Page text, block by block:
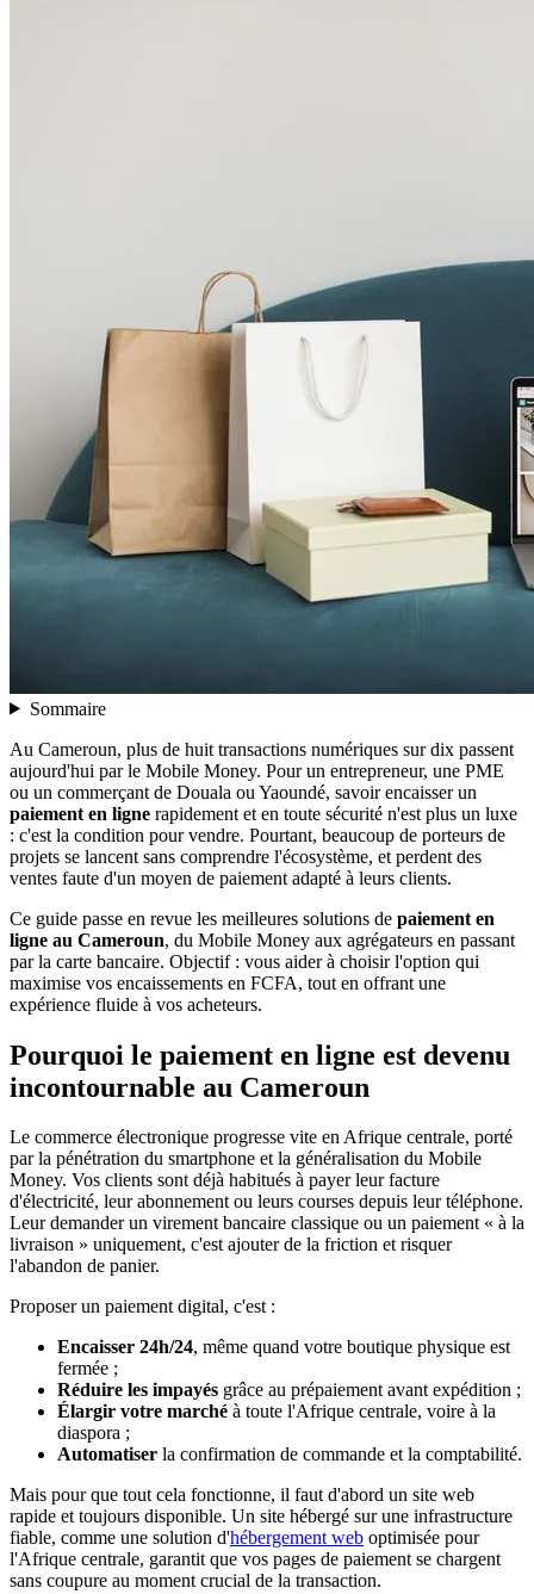
Sommaire
Au Cameroun, plus de huit transactions numériques sur dix passent
aujourd'hui par le Mobile Money. Pour un entrepreneur, une PME
ou un commerçant de Douala ou Yaoundé, savoir encaisser un
paiement en ligne rapidement et en toute sécurité n'est plus un luxe
: c'est la condition pour vendre. Pourtant, beaucoup de porteurs de
projets se lancent sans comprendre l'écosystème, et perdent des
ventes faute d'un moyen de paiement adapté à leurs clients.
Ce guide passe en revue les meilleures solutions de paiement en
ligne au Cameroun, du Mobile Money aux agrégateurs en passant
par la carte bancaire. Objectif : vous aider à choisir l'option qui
maximise vos encaissements en FCFA, tout en offrant une
expérience fluide à vos acheteurs.
Pourquoi le paiement en ligne est devenu
incontournable au Cameroun
Le commerce électronique progresse vite en Afrique centrale, porté
par la pénétration du smartphone et la généralisation du Mobile
Money. Vos clients sont déjà habitués à payer leur facture
d'électricité, leur abonnement ou leurs courses depuis leur téléphone.
Leur demander un virement bancaire classique ou un paiement « à la
livraison » uniquement, c'est ajouter de la friction et risquer
l'abandon de panier.
Proposer un paiement digital, c'est :
Encaisser 24h/24, même quand votre boutique physique est
fermée ;
Réduire les impayés grâce au prépaiement avant expédition ;
Élargir votre marché à toute l'Afrique centrale, voire à la
diaspora ;
Automatiser la confirmation de commande et la comptabilité.
Mais pour que tout cela fonctionne, il faut d'abord un site web
rapide et toujours disponible. Un site hébergé sur une infrastructure
fiable, comme une solution d'hébergement web optimisée pour
l'Afrique centrale, garantit que vos pages de paiement se chargent
sans coupure au moment crucial de la transaction.